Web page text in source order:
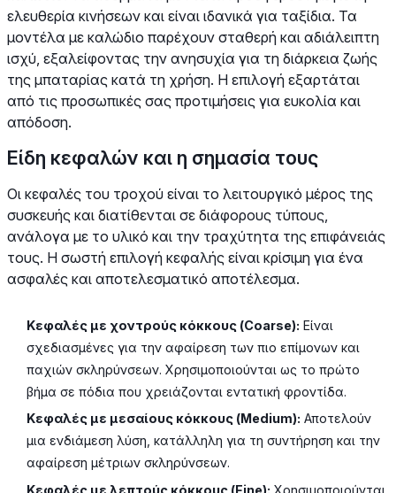
ελευθερία κινήσεων και είναι ιδανικά για ταξίδια. Τα
μοντέλα με καλώδιο παρέχουν σταθερή και αδιάλειπτη
ισχύ, εξαλείφοντας την ανησυχία για τη διάρκεια ζωής
της μπαταρίας κατά τη χρήση. Η επιλογή εξαρτάται
από τις προσωπικές σας προτιμήσεις για ευκολία και
απόδοση.
Είδη κεφαλών και η σημασία τους
Οι κεφαλές του τροχού είναι το λειτουργικό μέρος της
συσκευής και διατίθενται σε διάφορους τύπους,
ανάλογα με το υλικό και την τραχύτητα της επιφάνειάς
τους. Η σωστή επιλογή κεφαλής είναι κρίσιμη για ένα
ασφαλές και αποτελεσματικό αποτέλεσμα.
Κεφαλές με χοντρούς κόκκους (Coarse): Είναι
σχεδιασμένες για την αφαίρεση των πιο επίμονων και
παχιών σκληρύνσεων. Χρησιμοποιούνται ως το πρώτο
βήμα σε πόδια που χρειάζονται εντατική φροντίδα.
Κεφαλές με μεσαίους κόκκους (Medium): Αποτελούν
μια ενδιάμεση λύση, κατάλληλη για τη συντήρηση και την
αφαίρεση μέτριων σκληρύνσεων.
Κεφαλές με λεπτούς κόκκους (Fine): Χρησιμοποιούνται